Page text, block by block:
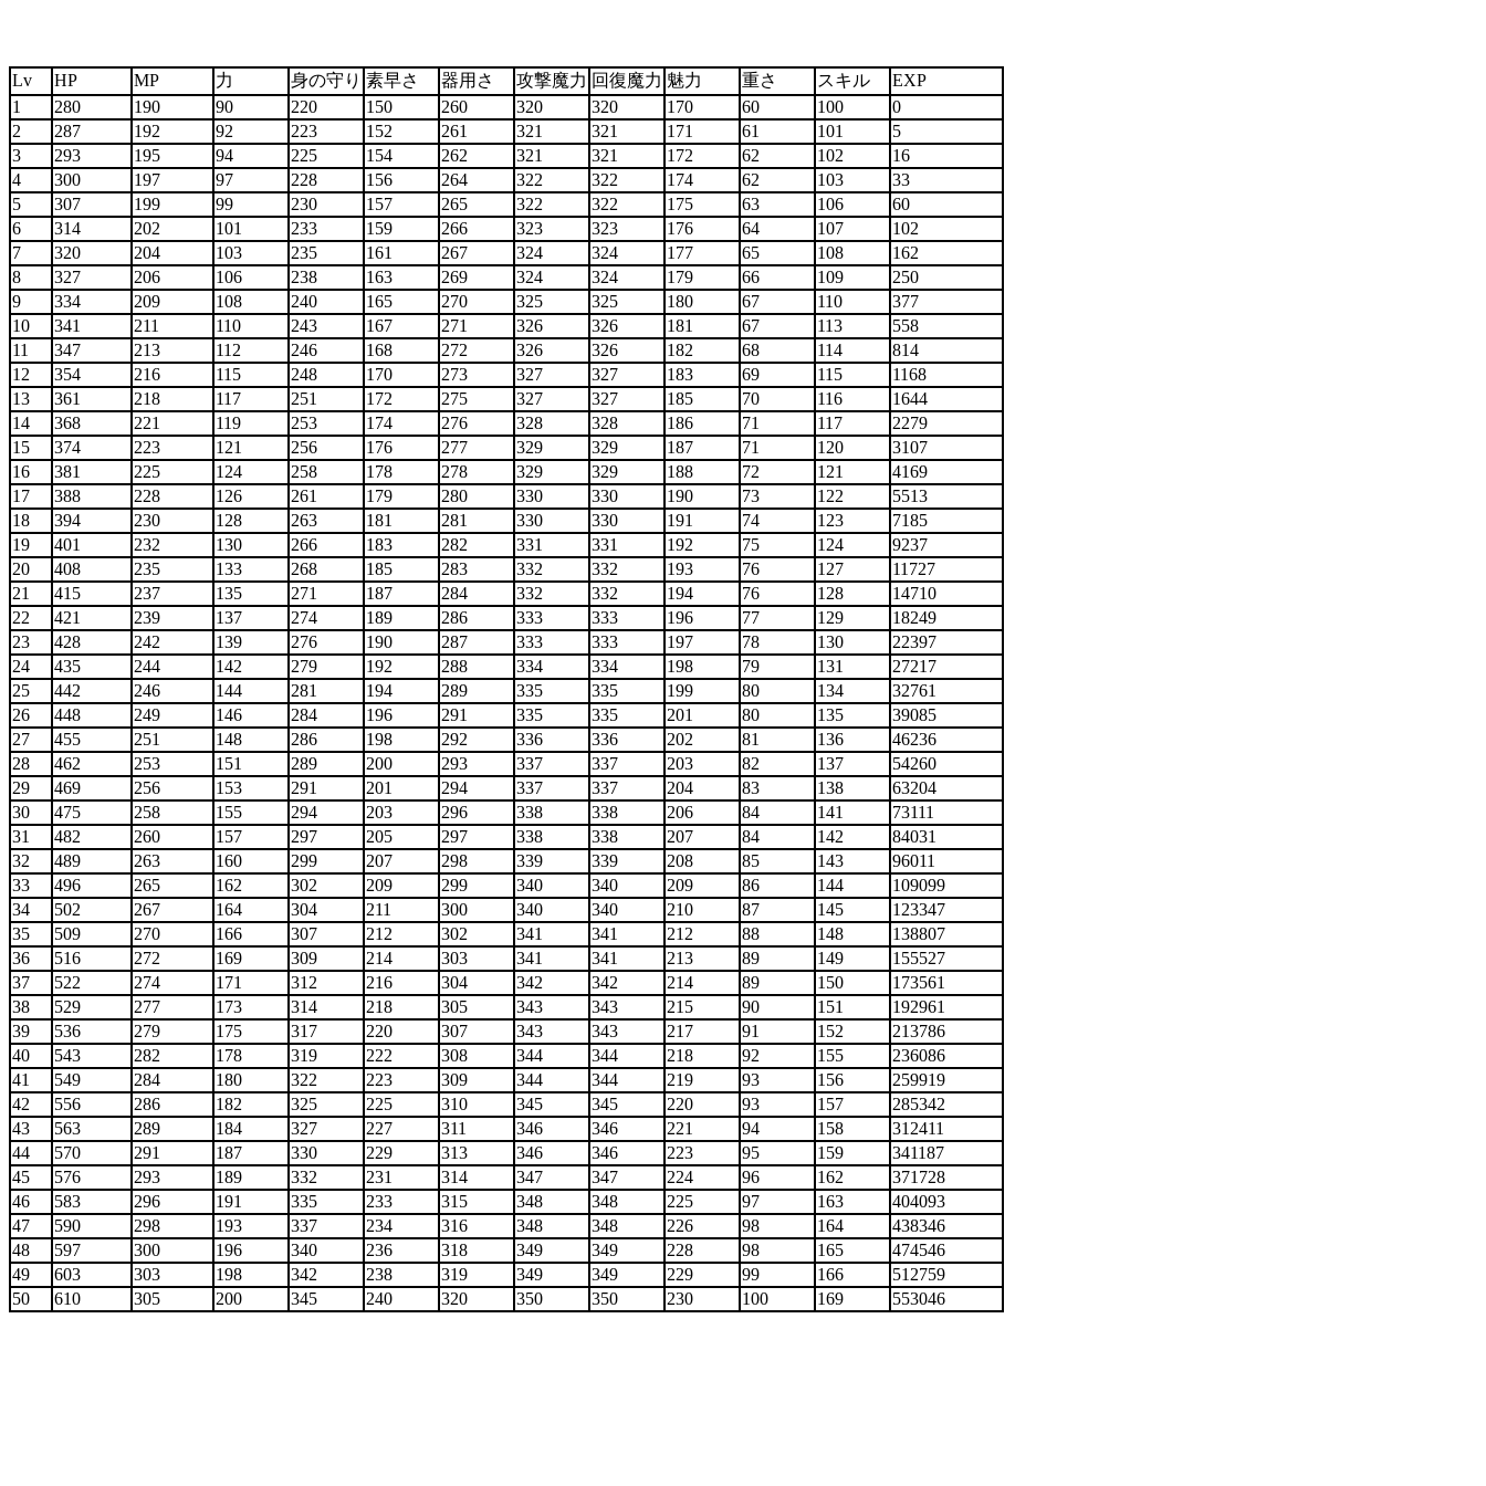
Lv HP MP 力 身の守り 素早さ 器用さ 攻撃魔力 回復魔力 魅力 重さ スキル
EXP
1
280 190 90 220 150 260 320 320 170 60 100
0
2
287 192 92 223 152 261 321 321 171 61 101
5
3
293 195 94 225 154 262 321 321 172 62 102
16
4
300 197 97 228 156 264 322 322 174 62 103
33
5
307 199 99 230 157 265 322 322 175 63 106
60
6
314 202 101 233 159 266 323 323 176 64 107
102
7
320 204 103 235 161 267 324 324 177 65 108
162
8
327 206 106 238 163 269 324 324 179 66 109
250
9
334 209 108 240 165 270 325 325 180 67 110
377
10
341 211 110 243 167 271 326 326 181 67 113
558
11
347 213 112 246 168 272 326 326 182 68 114
814
12
354 216 115 248 170 273 327 327 183 69 115
1168
13
361 218 117 251 172 275 327 327 185 70 116
1644
14
368 221 119 253 174 276 328 328 186 71 117
2279
15
374 223 121 256 176 277 329 329 187 71 120
3107
16
381 225 124 258 178 278 329 329 188 72 121
4169
17
388 228 126 261 179 280 330 330 190 73 122
5513
18
394 230 128 263 181 281 330 330 191 74 123
7185
19
401 232 130 266 183 282 331 331 192 75 124
9237
20
408 235 133 268 185 283 332 332 193 76 127
11727
21
415 237 135 271 187 284 332 332 194 76 128
14710
22
421 239 137 274 189 286 333 333 196 77 129
18249
23
428 242 139 276 190 287 333 333 197 78 130
22397
24
435 244 142 279 192 288 334 334 198 79 131
27217
25
442 246 144 281 194 289 335 335 199 80 134
32761
26
448 249 146 284 196 291 335 335 201 80 135
39085
27
455 251 148 286 198 292 336 336 202 81 136
46236
28
462 253 151 289 200 293 337 337 203 82 137
54260
29
469 256 153 291 201 294 337 337 204 83 138
63204
30
475 258 155 294 203 296 338 338 206 84 141
73111
31
482 260 157 297 205 297 338 338 207 84 142
84031
32
489 263 160 299 207 298 339 339 208 85 143
96011
33
496 265 162 302 209 299 340 340 209 86 144
109099
34
502 267 164 304 211 300 340 340 210 87 145
123347
35
509 270 166 307 212 302 341 341 212 88 148
138807
36
516 272 169 309 214 303 341 341 213 89 149
155527
37
522 274 171 312 216 304 342 342 214 89 150
173561
38
529 277 173 314 218 305 343 343 215 90 151
192961
39
536 279 175 317 220 307 343 343 217 91 152
213786
40
543 282 178 319 222 308 344 344 218 92 155
236086
41
549 284 180 322 223 309 344 344 219 93 156
259919
42
556 286 182 325 225 310 345 345 220 93 157
285342
43
563 289 184 327 227 311 346 346 221 94 158
312411
44
570 291 187 330 229 313 346 346 223 95 159
341187
45
576 293 189 332 231 314 347 347 224 96 162
371728
46
583 296 191 335 233 315 348 348 225 97 163
404093
47
590 298 193 337 234 316 348 348 226 98 164
438346
48
597 300 196 340 236 318 349 349 228 98 165
474546
49
603 303 198 342 238 319 349 349 229 99 166
512759
50
610 305 200 345 240 320 350 350 230 100 169 553046